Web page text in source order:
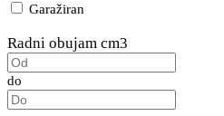
Garažiran
Radni obujam cm3
do